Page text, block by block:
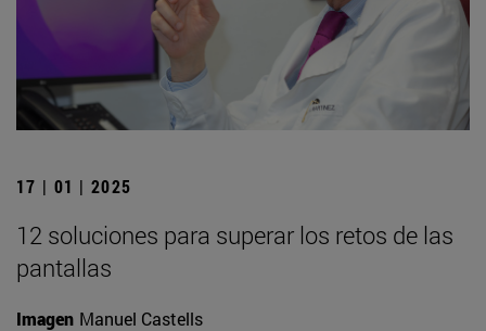
17 | 01 | 2025
12 soluciones para superar los retos de las
pantallas
Imagen Manuel Castells